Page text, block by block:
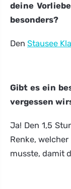
deine
besonders?
Den Stausee
Gibt es ein
vergessen
Ja! Den 1,5
Renke,
musste, damit